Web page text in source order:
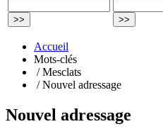
Accueil
Mots-clés
/ Mesclats
/ Nouvel adressage
Nouvel adressage